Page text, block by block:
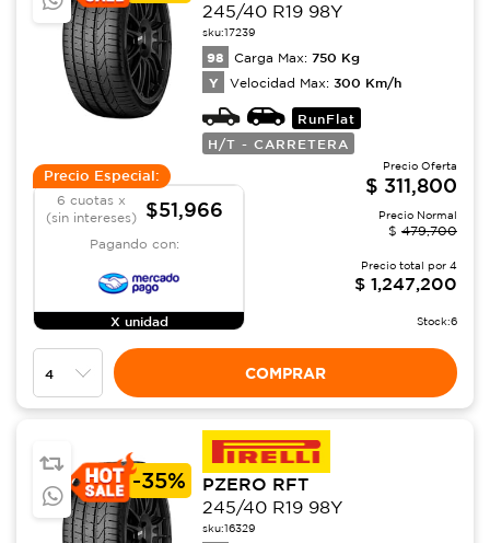
245/40 R19 98Y
sku:17239
98 Carga Max: 750 Kg
Y Velocidad Max: 300 Km/h
RunFlat
H/T - CARRETERA
Precio Especial:
6 cuotas x
(sin intereses)
$51,966
Pagando con:
X unidad
Precio Oferta
$ 311,800
Precio Normal
$ 479,700
Precio total por 4
$ 1,247,200
Stock:6
COMPRAR
-35%
PZERO RFT
245/40 R19 98Y
sku:16329